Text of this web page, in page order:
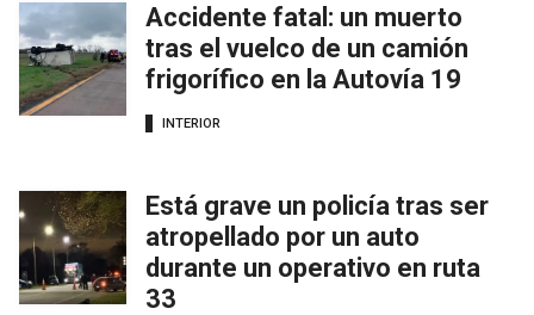
Accidente fatal: un muerto
tras el vuelco de un camión
frigorífico en la Autovía 19
INTERIOR
Está grave un policía tras ser
atropellado por un auto
durante un operativo en ruta
33